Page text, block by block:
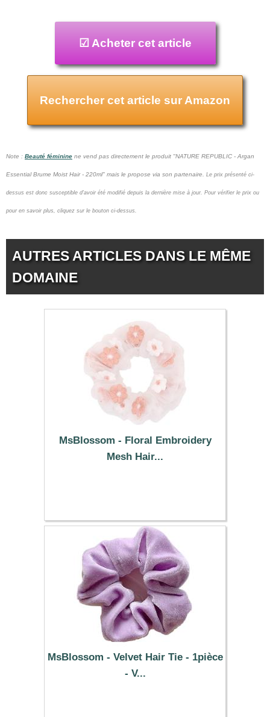
☑ Acheter cet article
Rechercher cet article sur Amazon
Note : Beauté féminine ne vend pas directement le produit "NATURE REPUBLIC - Argan
Essential Brume Moist Hair - 220ml" mais le propose via son partenaire. Le prix présenté ci-
dessus est donc susceptible d'avoir été modifié depuis la dernière mise à jour. Pour vérifier le prix ou
pour en savoir plus, cliquez sur le bouton ci-dessus.
AUTRES ARTICLES DANS LE MÊME
DOMAINE
MsBlossom - Floral Embroidery
Mesh Hair...
MsBlossom - Velvet Hair Tie - 1pièce
- V...